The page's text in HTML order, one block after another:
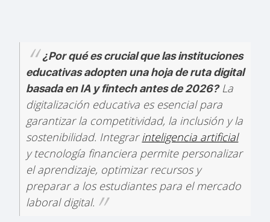
¿Por qué es crucial que las instituciones
educativas adopten una hoja de ruta digital
basada en IA y fintech antes de 2026?La
digitalización educativa es esencial para
garantizar la competitividad, la inclusión y la
sostenibilidad. Integrar inteligencia artificial
y tecnología financiera permite personalizar
el aprendizaje, optimizar recursos y
preparar a los estudiantes para el mercado
laboral digital.